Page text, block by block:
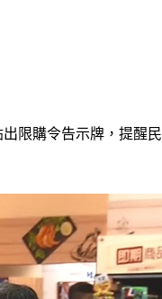
限購令告示牌，提醒